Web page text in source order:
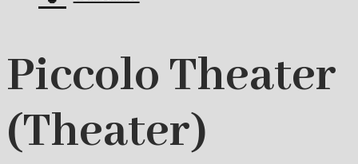
Piccolo Theater
(Theater)